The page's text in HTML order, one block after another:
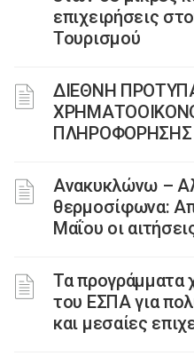
επιχειρήσεις
Τουρισμού
ΔΙΕΘΝΗ
ΠΛΗΡΟΦΟΡΗΣΗΣ
Ανακυκλώνω –
θερμοσίφωνα:
Μαΐου οι
Τα προγράμματα
του ΕΣΠΑ για
και μεσαίες